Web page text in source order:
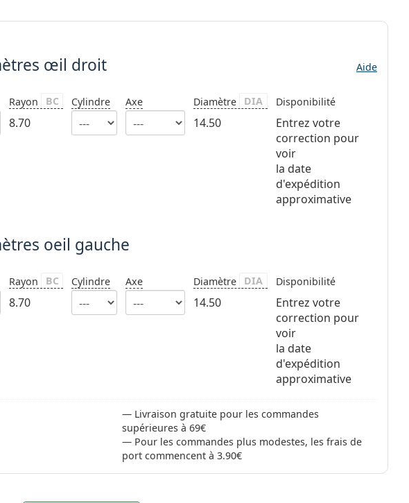
œil droit Aide
Rayon BC
8.70
Cylindre Axe Diamètre DIA
14.50
Disponibilité
Entrez votre
correction pour
voir
la date
d'expédition
approximative
oeil gauche
Rayon BC
8.70
Cylindre Axe Diamètre DIA
14.50
Disponibilité
Entrez votre
correction pour
voir
la date
d'expédition
approximative
Livraison gratuite pour les commandes
supérieures à 69€
Pour les commandes plus modestes, les frais de
port commencent à 3.90€